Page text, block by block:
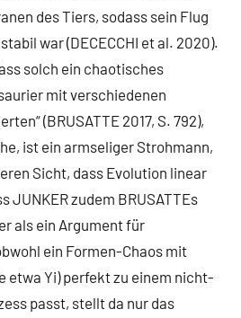
des Tiers, sodass sein Flug
war (DECECCHI et al. 2020).
solch ein chaotisches
mit verschiedenen
(BRUSATTE 2017, S. 792),
ist ein armseliger Strohmann,
Sicht, dass Evolution linear
JUNKER zudem BRUSATTEs
als ein Argument für
ein Formen-Chaos mit
etwa Yi) perfekt zu einem nicht-
passt, stellt da nur das